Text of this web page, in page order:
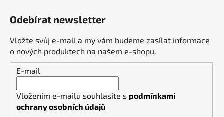
Odebírat newsletter
Vložte svůj e-mail a my vám budeme zasílat informace
o nových produktech na našem e-shopu.
E-mail
Vložením e-mailu souhlasíte s podmínkami
ochrany osobních údajů